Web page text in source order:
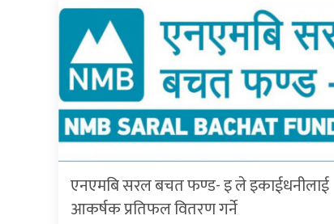
एनएमबि सरल बचत फण्ड- इ ले इकाईधनीलाई
आकर्षक प्रतिफल वितरण गर्ने